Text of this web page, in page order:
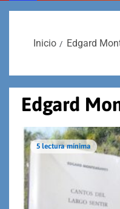
Inicio Edgard
Edgard
5 lectura mínima